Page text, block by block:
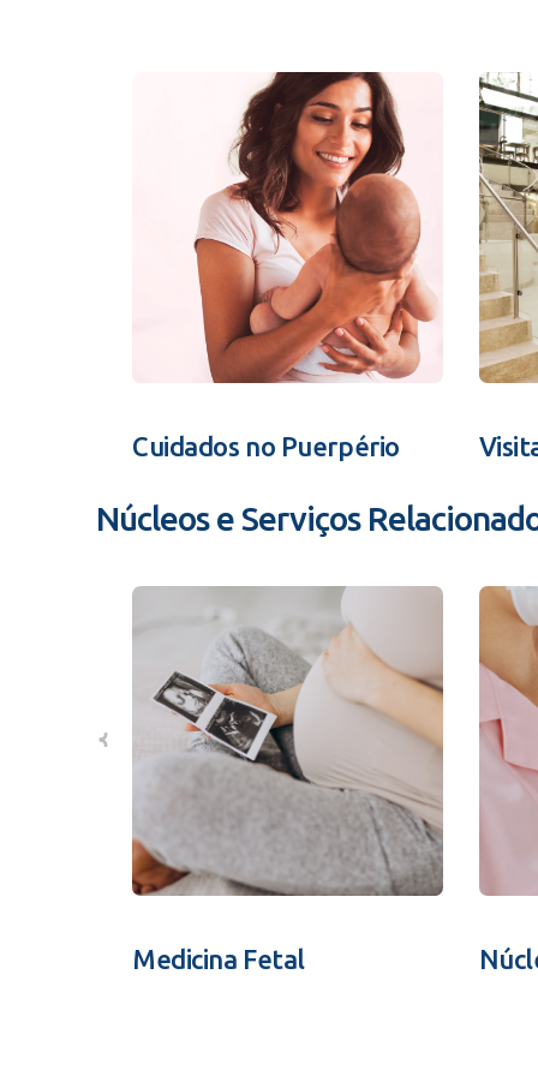
Cuidados no Puerpério
Núcleos e Serviços
Medicina Fetal